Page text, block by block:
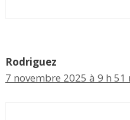
Rodriguez
7 novembre 2025 à 9 h 51